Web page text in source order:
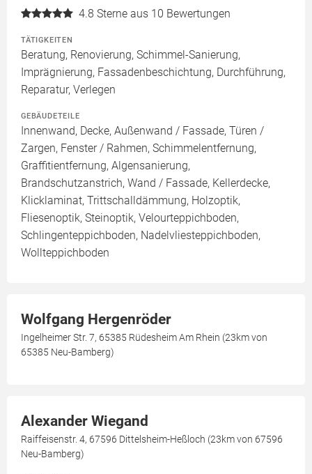
4.8 Sterne aus 10 Bewertungen
TÄTIGKEITEN
Beratung, Renovierung, Schimmel-Sanierung,
Imprägnierung, Fassadenbeschichtung, Durchführung,
Reparatur, Verlegen
GEBÄUDETEILE
Innenwand, Decke, Außenwand / Fassade, Türen /
Zargen, Fenster / Rahmen, Schimmelentfernung,
Graffitientfernung, Algensanierung,
Brandschutzanstrich, Wand / Fassade, Kellerdecke,
Klicklaminat, Trittschalldämmung, Holzoptik,
Fliesenoptik, Steinoptik, Velourteppichboden,
Schlingenteppichboden, Nadelvliesteppichboden,
Wollteppichboden
Wolfgang Hergenröder
Ingelheimer Str. 7, 65385 Rüdesheim Am Rhein (23km von
65385 Neu-Bamberg)
Alexander Wiegand
Raiffeisenstr. 4, 67596 Dittelsheim-Heßloch (23km von 67596
Neu-Bamberg)